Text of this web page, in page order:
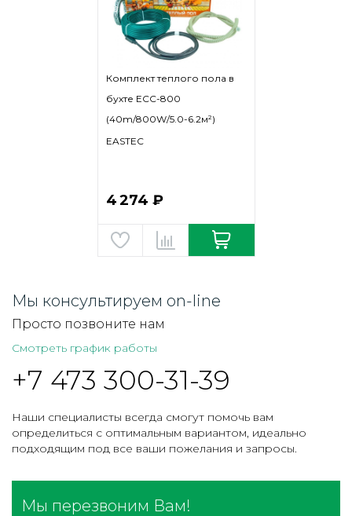
Комплект теплого пола в
бухте ECC-800
(40m/800W/5.0-6.2м²)
EASTEC
4 274 ₽
Мы консультируем on-line
Просто позвоните нам
Смотреть график работы
+7 473 300-31-39
Наши специалисты всегда смогут помочь вам
определиться с оптимальным вариантом, идеально
подходящим под все ваши пожелания и запросы.
Мы перезвоним Вам!